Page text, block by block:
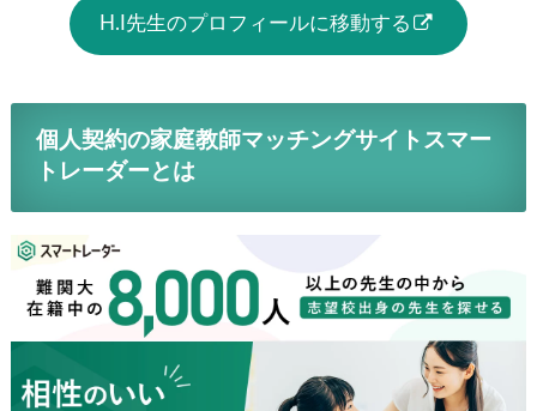
H.I先生のプロフィールに移動する
個人契約の家庭教師マッチングサイトスマー
トレーダーとは